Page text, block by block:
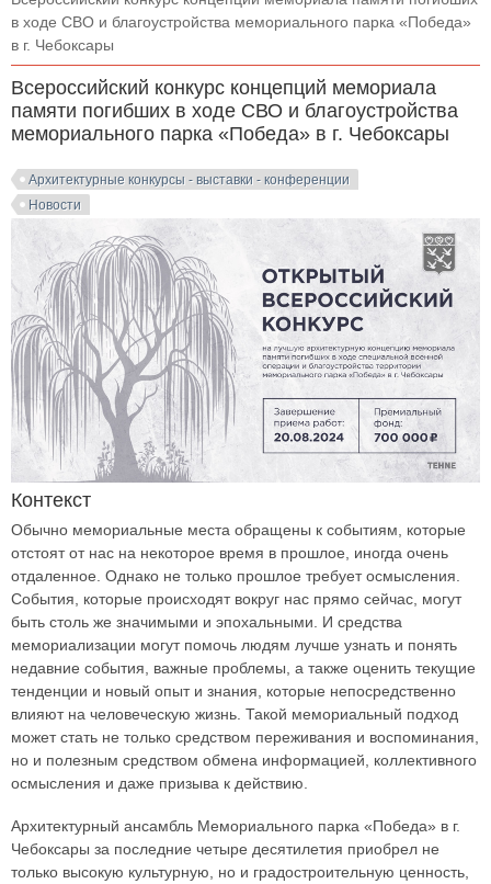
в ходе СВО и благоустройства мемориального парка «Победа»
в г. Чебоксары
Всероссийский конкурс концепций мемориала
памяти погибших в ходе СВО и благоустройства
мемориального парка «Победа» в г. Чебоксары
Архитектурные конкурсы - выставки - конференции
Новости
Контекст
Обычно мемориальные места обращены к событиям, которые
отстоят от нас на некоторое время в прошлое, иногда очень
отдаленное. Однако не только прошлое требует осмысления.
События, которые происходят вокруг нас прямо сейчас, могут
быть столь же значимыми и эпохальными. И средства
мемориализации могут помочь людям лучше узнать и понять
недавние события, важные проблемы, а также оценить текущие
тенденции и новый опыт и знания, которые непосредственно
влияют на человеческую жизнь. Такой мемориальный подход
может стать не только средством переживания и воспоминания,
но и полезным средством обмена информацией, коллективного
осмысления и даже призыва к действию.
Архитектурный ансамбль Мемориального парка «Победа» в г.
Чебоксары за последние четыре десятилетия приобрел не
только высокую культурную, но и градостроительную ценность,